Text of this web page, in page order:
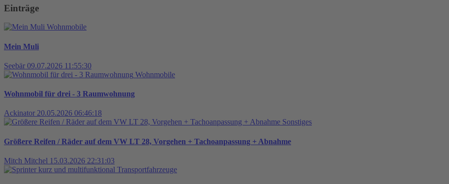
Einträge
Wohnmobile
Mein Muli
Seebär 09.07.2026 11:55:30
Wohnmobile
Wohnmobil für drei - 3 Raumwohnung
Ackinator 20.05.2026 06:46:18
Sonstiges
Größere Reifen / Räder auf dem VW LT 28, Vorgehen + Tachoanpassung + Abnahme
Mitch Mitchel 15.03.2026 22:31:03
Transportfahrzeuge